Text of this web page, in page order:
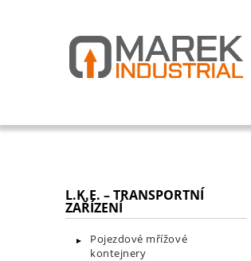
L.K.E. – TRANSPORTNÍ
ZAŘÍZENÍ
Pojezdové mřížové
kontejnery